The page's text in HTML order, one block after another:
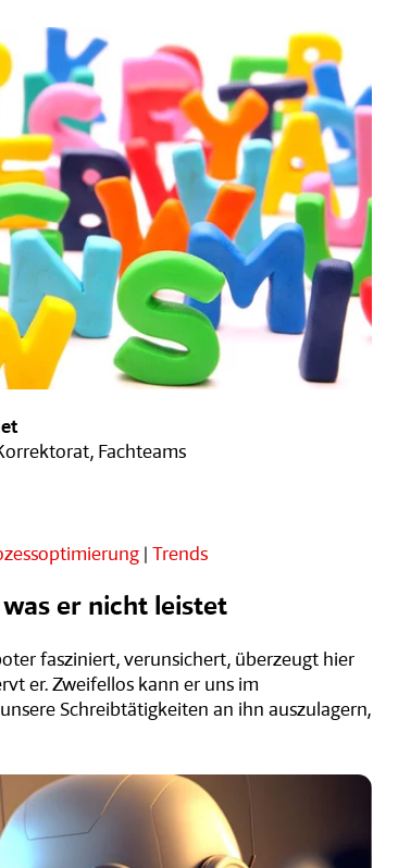
Fachteams
Trends
er nicht leistet
fasziniert, verunsichert, überzeugt hier
er. Zweifellos kann er uns im
Schreibtätigkeiten an ihn auszulagern,